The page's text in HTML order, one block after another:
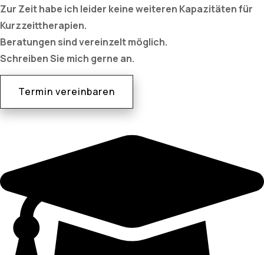
Zur Zeit habe ich leider keine weiteren Kapazitäten für
Kurzzeittherapien.
Beratungen sind vereinzelt möglich.
Schreiben Sie mich gerne an.
Termin vereinbaren